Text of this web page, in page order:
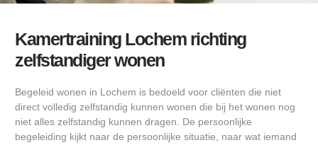
Kamertraining Lochem richting
zelfstandiger wonen
Begeleid wonen in Lochem is bedoeld voor cliënten die niet
direct volledig zelfstandig kunnen wonen die bij het wonen nog
niet alles zelfstandig kunnen dragen. De persoonlijke
begeleiding kijkt naar de persoonlijke situatie, naar wat iemand